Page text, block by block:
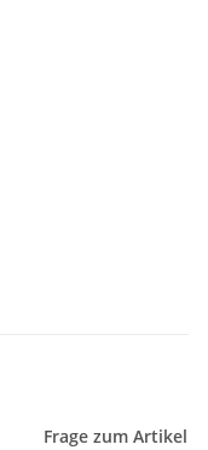
Frage zum Artikel